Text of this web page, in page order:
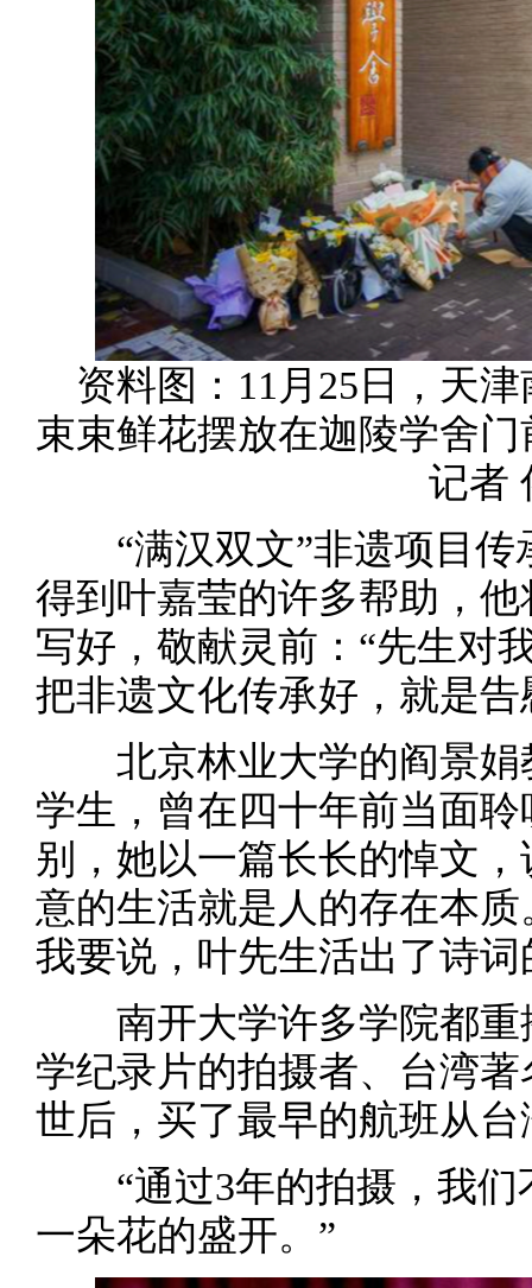
资料图：11月25日，天
束束鲜花摆放在迦陵学舍
记者
“满汉双文”非遗项目传
得到叶嘉莹的许多帮助，
写好，敬献灵前：“先生对
把非遗文化传承好，就是
北京林业大学的阎景娟
学生，曾在四十年前当面
别，她以一篇长长的悼文
意的生活就是人的存在本
我要说，叶先生活出了诗
南开大学许多学院都重
学纪录片的拍摄者、台湾
世后，买了最早的航班从台
“通过3年的拍摄，我们
一朵花的盛开。”